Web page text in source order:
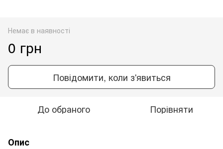
Немає в наявності
0 грн
Повідомити, коли з'явиться
До обраного Порівняти
Опис